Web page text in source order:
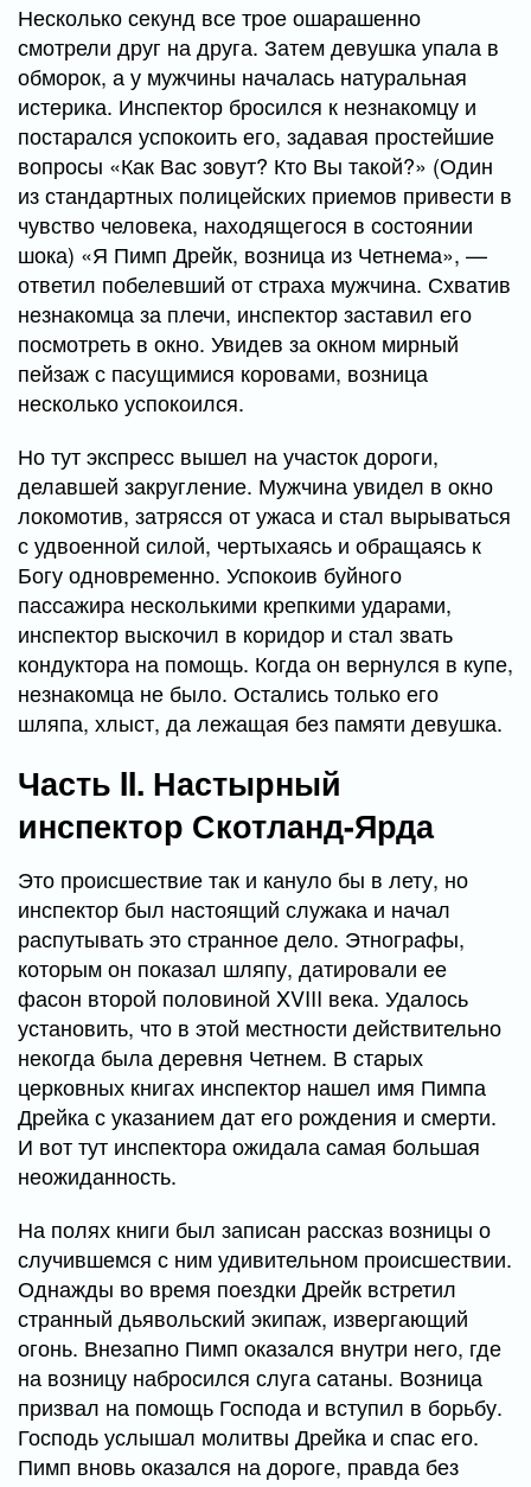
Несколько секунд все трое ошарашенно
смотрели друг на друга. Затем девушка упала в
обморок, а у мужчины началась натуральная
истерика. Инспектор бросился к незнакомцу и
постарался успокоить его, задавая простейшие
вопросы «Как Вас зовут? Кто Вы такой?» (Один
из стандартных полицейских приемов привести в
чувство человека, находящегося в состоянии
шока) «Я Пимп Дрейк, возница из Четнема», —
ответил побелевший от страха мужчина. Схватив
незнакомца за плечи, инспектор заставил его
посмотреть в окно. Увидев за окном мирный
пейзаж с пасущимися коровами, возница
несколько успокоился.
Но тут экспресс вышел на участок дороги,
делавшей закругление. Мужчина увидел в окно
локомотив, затрясся от ужаса и стал вырываться
с удвоенной силой, чертыхаясь и обращаясь к
Богу одновременно. Успокоив буйного
пассажира несколькими крепкими ударами,
инспектор выскочил в коридор и стал звать
кондуктора на помощь. Когда он вернулся в купе,
незнакомца не было. Остались только его
шляпа, хлыст, да лежащая без памяти девушка.
Часть II. Настырный
инспектор Скотланд-Ярда
Это происшествие так и кануло бы в лету, но
инспектор был настоящий служака и начал
распутывать это странное дело. Этнографы,
которым он показал шляпу, датировали ее
фасон второй половиной XVIII века. Удалось
установить, что в этой местности действительно
некогда была деревня Четнем. В старых
церковных книгах инспектор нашел имя Пимпа
Дрейка с указанием дат его рождения и смерти.
И вот тут инспектора ожидала самая большая
неожиданность.
На полях книги был записан рассказ возницы о
случившемся с ним удивительном происшествии.
Однажды во время поездки Дрейк встретил
странный дьявольский экипаж, извергающий
огонь. Внезапно Пимп оказался внутри него, где
на возницу набросился слуга сатаны. Возница
призвал на помощь Господа и вступил в борьбу.
Господь услышал молитвы Дрейка и спас его.
Пимп вновь оказался на дороге, правда без